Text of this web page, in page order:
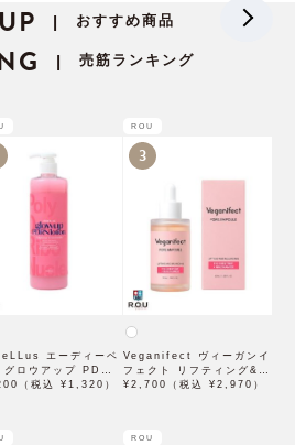
| おすすめ商品
| 売筋ランキング
エーディーベ
グロウアップ PDRN
ョン 500mL
（税込 ¥1,320）
ROU
3
Veganifect ヴィーガンイ
フェクト リフティング&バ
ランシング フィグチェス
¥2,700（税込 ¥2,970）
ROU